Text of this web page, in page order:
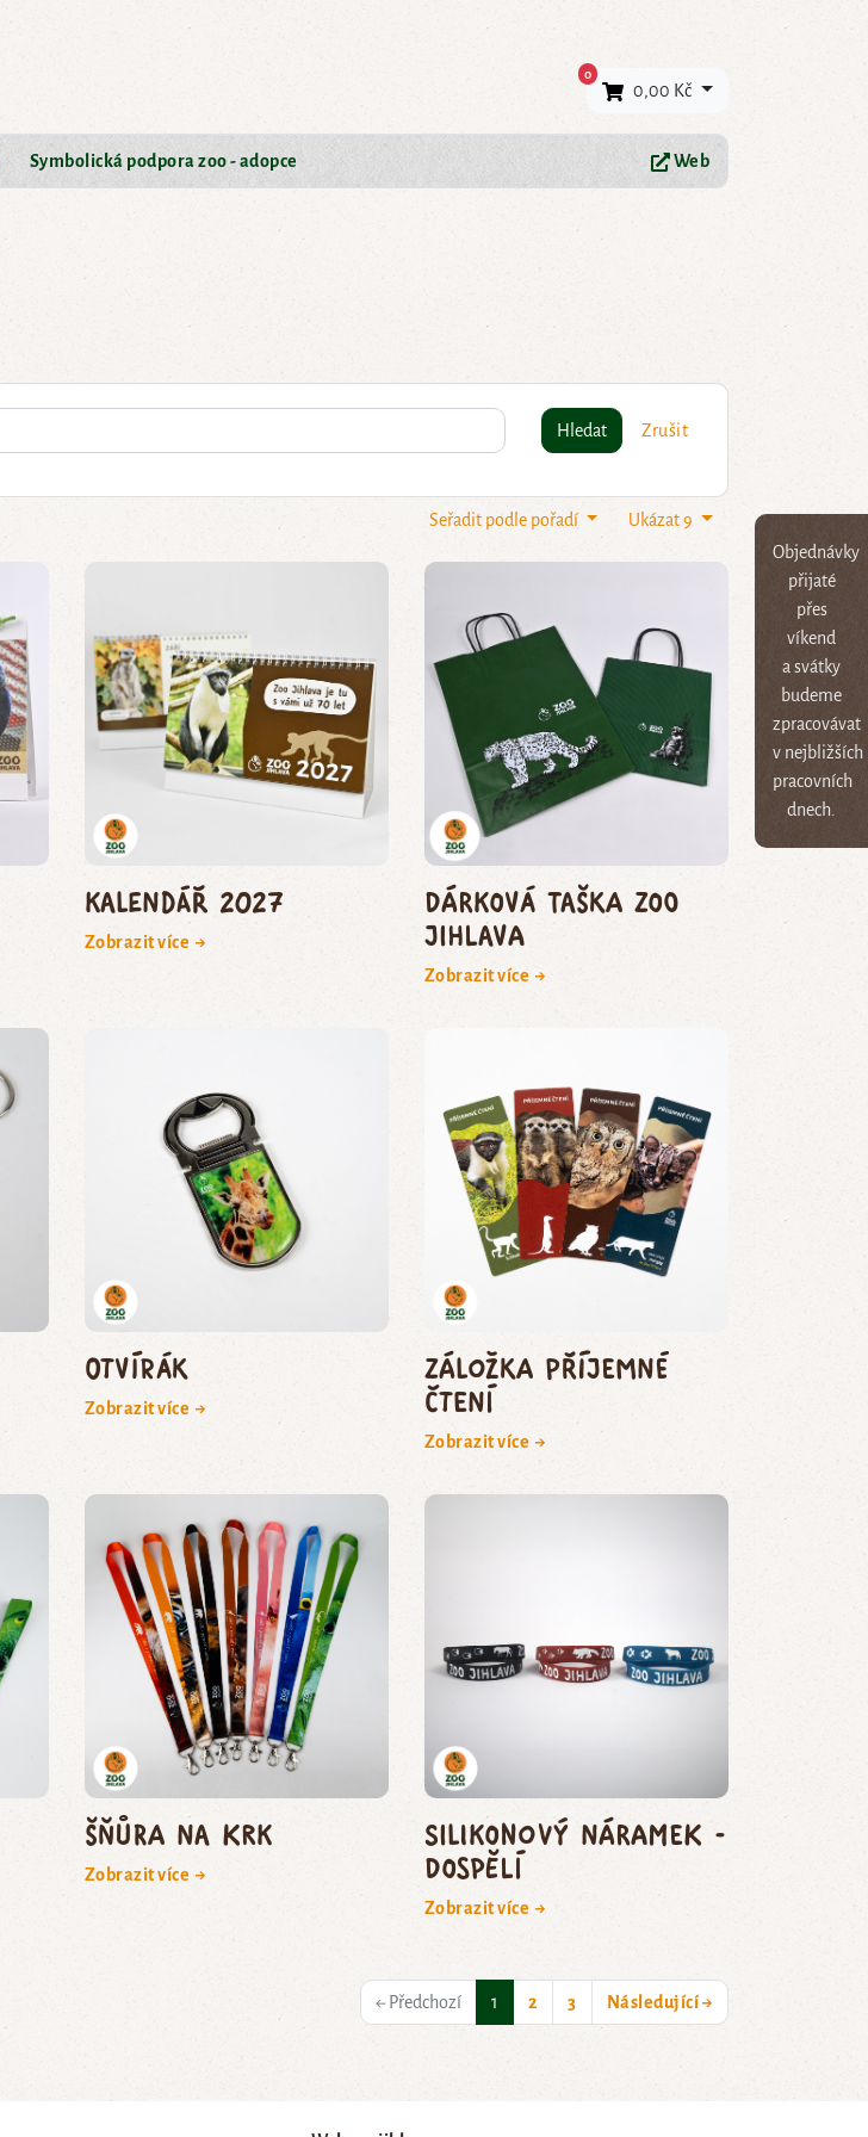
Objednávky
přijaté
přes
víkend
a svátky
budeme
zpracovávat
v nejbližších
pracovních
dnech.
0×
0,00 Kč
Symbolická podpora zoo - adopce Web
Hledat
Zrušit
Ukázat 9
Seřadit podle pořadí
Kalendář 2027
Zobrazit více →
Dárková taška Zoo
Jihlava
Zobrazit více →
Otvírák
Zobrazit více →
Záložka Příjemné
čtení
Zobrazit více →
Šňůra na krk
Zobrazit více →
Silikonový náramek -
dospělí
Zobrazit více →
← Předchozí 1 (current)
2 3 Následující →